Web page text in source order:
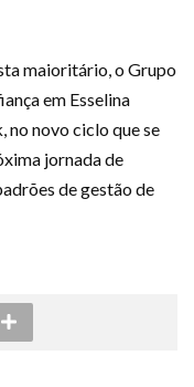
maioritário, o Grupo
em Esselina
no novo ciclo que se
jornada de
de gestão de